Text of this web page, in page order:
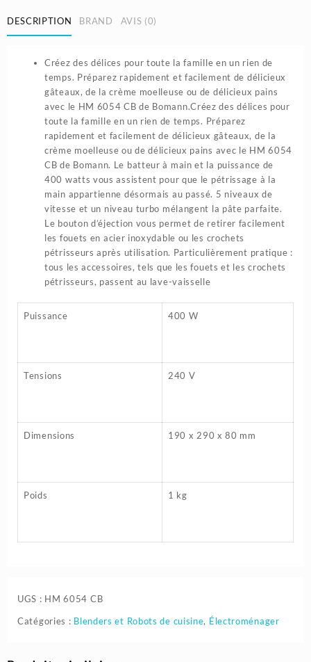
DESCRIPTION BRAND AVIS (0)
Créez des délices pour toute la famille en un rien de
temps. Préparez rapidement et facilement de délicieux
gâteaux, de la crème moelleuse ou de délicieux pains
avec le HM 6054 CB de Bomann.Créez des délices pour
toute la famille en un rien de temps. Préparez
rapidement et facilement de délicieux gâteaux, de la
crème moelleuse ou de délicieux pains avec le HM 6054
CB de Bomann. Le batteur à main et la puissance de
400 watts vous assistent pour que le pétrissage à la
main appartienne désormais au passé. 5 niveaux de
vitesse et un niveau turbo mélangent la pâte parfaite.
Le bouton d’éjection vous permet de retirer facilement
les fouets en acier inoxydable ou les crochets
pétrisseurs après utilisation. Particulièrement pratique :
tous les accessoires, tels que les fouets et les crochets
pétrisseurs, passent au lave-vaisselle
Puissance 400 W
Tensions 240 V
Dimensions 190 x 290 x 80 mm
Poids 1 kg
UGS : HM 6054 CB
Catégories : Blenders et Robots de cuisine, Électroménager